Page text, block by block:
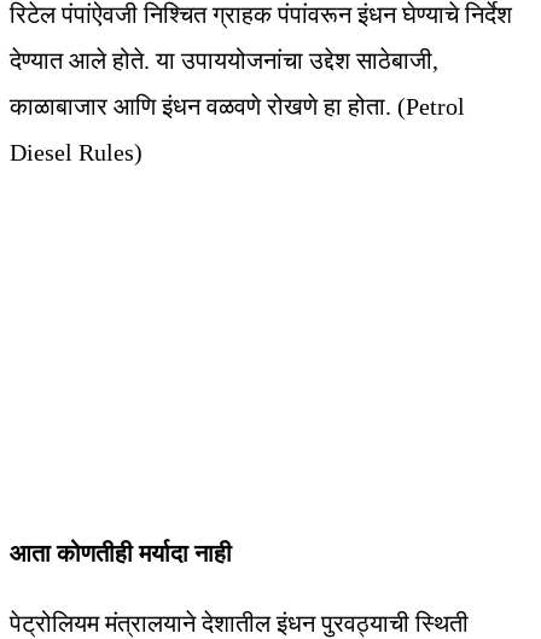
रिटेल पंपांऐवजी निश्चित ग्राहक पंपांवरून इंधन घेण्याचे निर्देश
देण्यात आले होते. या उपाययोजनांचा उद्देश साठेबाजी,
काळाबाजार आणि इंधन वळवणे रोखणे हा होता. (Petrol
Diesel Rules)
आता कोणतीही मर्यादा नाही
पेट्रोलियम मंत्रालयाने देशातील इंधन पुरवठ्याची स्थिती